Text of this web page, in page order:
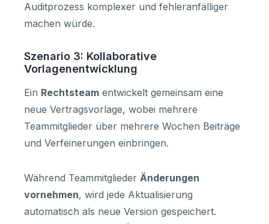
Auditprozess komplexer und fehleranfälliger
machen würde.
Szenario 3: Kollaborative
Vorlagenentwicklung
Ein Rechtsteam entwickelt gemeinsam eine
neue Vertragsvorlage, wobei mehrere
Teammitglieder über mehrere Wochen Beiträge
und Verfeinerungen einbringen.
Während Teammitglieder Änderungen
vornehmen, wird jede Aktualisierung
automatisch als neue Version gespeichert.